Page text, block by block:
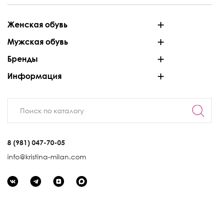
Женская обувь
Мужская обувь
Бренды
Информация
8 (981) 047-70-05
info@kristina-milan.com